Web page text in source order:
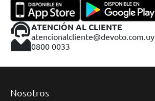
ATENCIÓN AL CLIENTE
atencionalcliente@devoto.com.uy
0800 0033
Nosotros